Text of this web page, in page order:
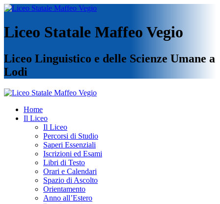
Liceo Statale Maffeo Vegio
Liceo Linguistico e delle Scienze Umane a
Lodi
Home
Il Liceo
Il Liceo
Percorsi di Studio
Saperi Essenziali
Iscrizioni ed Esami
Libri di Testo
Orari e Calendari
Spazio di Ascolto
Orientamento
Anno all’Estero